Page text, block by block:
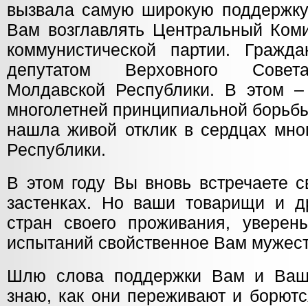
вызвала самую широкую
Вам возглавлять Центральный
коммунистической партии.
депутатом Верховного
Молдавской Республики. В этом –
многолетней принципиальной
нашла живой отклик в сердцах
Республики.
В этом году Вы вновь встречаете
застенках. Но ваши товарищи и
стран своего проживания,
испытаний свойственное Вам
Шлю слова поддержки Вам и
знаю, как они переживают и